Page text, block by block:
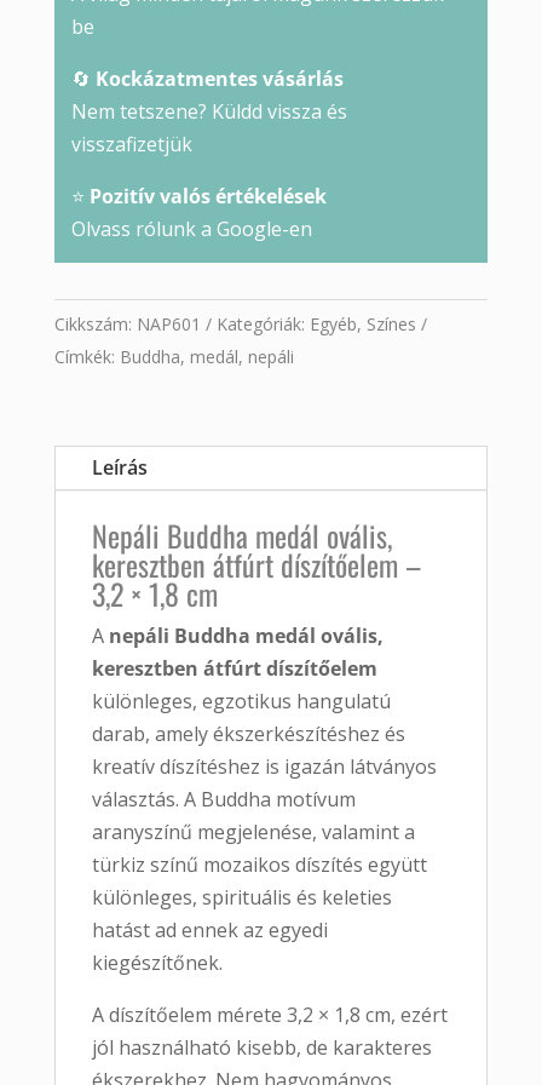
be
🔄 Kockázatmentes vásárlás
Nem tetszene? Küldd vissza és
visszafizetjük
⭐ Pozitív valós értékelések
Olvass rólunk a Google-en
Cikkszám: NAP601 Kategóriák: Egyéb, Színes
Címkék: Buddha, medál, nepáli
Leírás
Nepáli Buddha medál ovális,
keresztben átfúrt díszítőelem –
3,2 × 1,8 cm
A nepáli Buddha medál ovális,
keresztben átfúrt díszítőelem
különleges, egzotikus hangulatú
darab, amely ékszerkészítéshez és
kreatív díszítéshez is igazán látványos
választás. A Buddha motívum
aranyszínű megjelenése, valamint a
türkiz színű mozaikos díszítés együtt
különleges, spirituális és keleties
hatást ad ennek az egyedi
kiegészítőnek.
A díszítőelem mérete 3,2 × 1,8 cm, ezért
jól használható kisebb, de karakteres